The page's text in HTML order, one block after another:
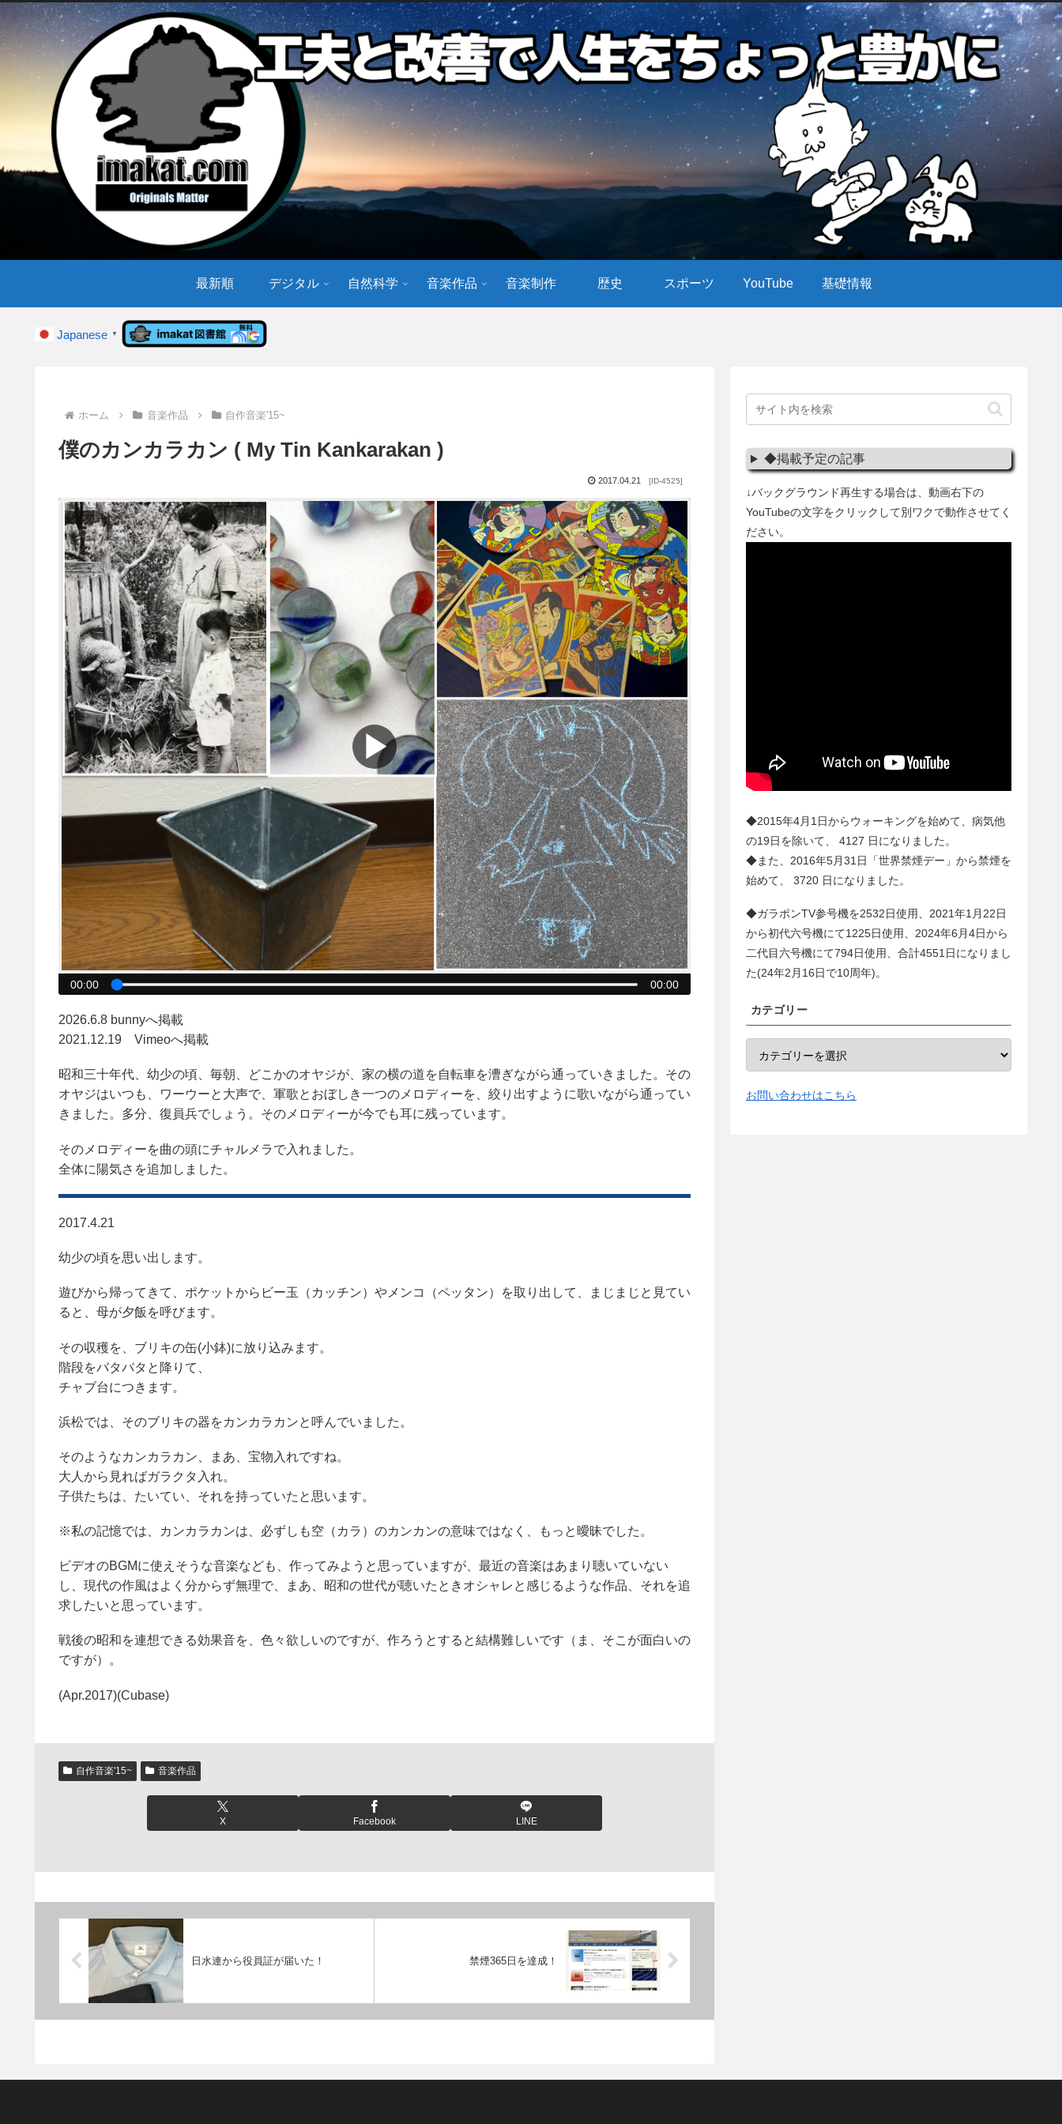
最新順 デジタル 自然科学 音楽作品 音楽制作 歴史 スポーツ YouTube 基礎情報
Japanese ▼
ホーム 音楽作品 自作音楽'15~
僕のカンカラカン ( My Tin Kankarakan )
2017.04.21 [ID-4525]
▶
00:00 00:00
2026.6.8 bunnyへ掲載
2021.12.19 Vimeoへ掲載
昭和三十年代、幼少の頃、毎朝、どこかのオヤジが、家の横の道を自転車を漕ぎながら通っていきました。その
オヤジはいつも、ワーウーと大声で、軍歌とおぼしき一つのメロディーを、絞り出すように歌いながら通ってい
きました。多分、復員兵でしょう。そのメロディーが今でも耳に残っています。
そのメロディーを曲の頭にチャルメラで入れました。
全体に陽気さを追加しました。
2017.4.21
幼少の頃を思い出します。
遊びから帰ってきて、ポケットからビー玉（カッチン）やメンコ（ペッタン）を取り出して、まじまじと見てい
ると、母が夕飯を呼びます。
その収穫を、ブリキの缶(小鉢)に放り込みます。
階段をバタバタと降りて、
チャブ台につきます。
浜松では、そのブリキの器をカンカラカンと呼んでいました。
そのようなカンカラカン、まあ、宝物入れですね。
大人から見ればガラクタ入れ。
子供たちは、たいてい、それを持っていたと思います。
※私の記憶では、カンカラカンは、必ずしも空（カラ）のカンカンの意味ではなく、もっと曖昧でした。
ビデオのBGMに使えそうな音楽なども、作ってみようと思っていますが、最近の音楽はあまり聴いていない
し、現代の作風はよく分からず無理で、まあ、昭和の世代が聴いたときオシャレと感じるような作品、それを追
求したいと思っています。
戦後の昭和を連想できる効果音を、色々欲しいのですが、作ろうとすると結構難しいです（ま、そこが面白いの
ですが）。
(Apr.2017)(Cubase)
自作音楽'15~ 音楽作品
X Facebook LINE
日水連から役員証が届いた！ 禁煙365日を達成！
◆掲載予定の記事
↓バックグラウンド再生する場合は、動画右下の
YouTubeの文字をクリックして別ワクで動作させてく
ださい。
◆2015年4月1日からウォーキングを始めて、病気他
の19日を除いて、 4127 日になりました。
◆また、2016年5月31日「世界禁煙デー」から禁煙を
始めて、 3720 日になりました。
◆ガラポンTV参号機を2532日使用、2021年1月22日
から初代六号機にて1225日使用、2024年6月4日から
二代目六号機にて794日使用、合計4551 日になりまし
た(24年2月16日で10周年)。
カテゴリー
お問い合わせはこちら